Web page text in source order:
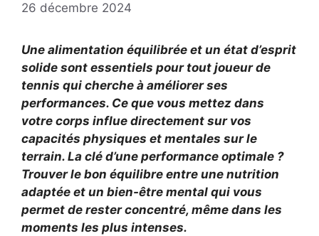
26 décembre 2024
Une alimentation équilibrée et un état d’esprit
solide sont essentiels pour tout joueur de
tennis qui cherche à améliorer ses
performances. Ce que vous mettez dans
votre corps influe directement sur vos
capacités physiques et mentales sur le
terrain. La clé d’une performance optimale ?
Trouver le bon équilibre entre une nutrition
adaptée et un bien-être mental qui vous
permet de rester concentré, même dans les
moments les plus intenses.